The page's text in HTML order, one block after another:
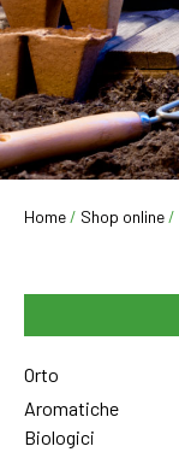
Home / Shop online /
Orto
Aromatiche
Biologici